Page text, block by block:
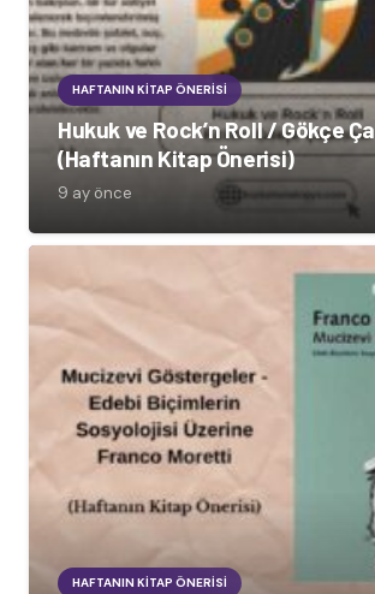
HAFTANIN KITAP ÖNERISI
Hukuk ve Rock’n Roll / Gökçe
(Haftanın Kitap Önerisi)
9 ay önce
HAFTANIN KITAP ÖNERISI